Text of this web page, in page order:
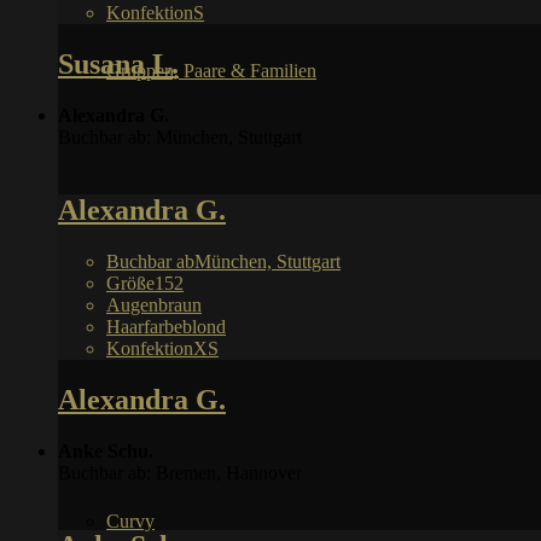
Gruppen, Paare & Familien
Curvy
KonfektionS
Susana L.
Alexandra G.
Buchbar abMünchen, Stuttgart
Größe152
Augenbraun
Haarfarbeblond
KonfektionXS
Alexandra G.